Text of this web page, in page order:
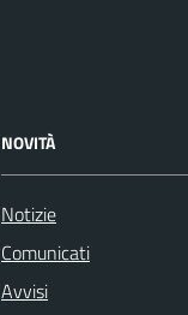
NOVITÀ
Notizie
Comunicati
Avvisi